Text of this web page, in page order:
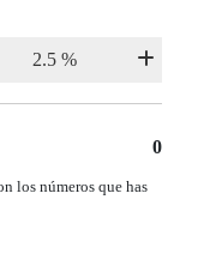
0
los números que has